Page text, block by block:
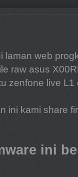
web
raw asus
zenfone live
ini kami share
ini